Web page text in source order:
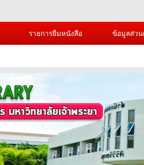
รายการยืมหนังสือ ข้อมูลส่ว